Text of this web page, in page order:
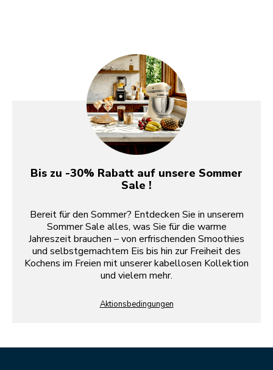
Bis zu -30% Rabatt auf unsere Sommer
Sale !
Bereit für den Sommer? Entdecken Sie in unserem
Sommer Sale alles, was Sie für die warme
Jahreszeit brauchen – von erfrischenden Smoothies
und selbstgemachtem Eis bis hin zur Freiheit des
Kochens im Freien mit unserer kabellosen Kollektion
und vielem mehr.
Aktionsbedingungen